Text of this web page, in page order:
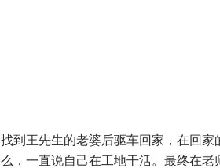
找到王先生的老婆后驱车回家，在回
么，一直说自己在工地干活。最终在